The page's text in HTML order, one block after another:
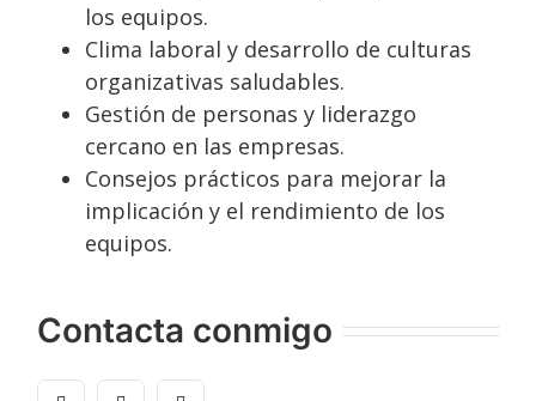
los equipos.
Clima laboral y desarrollo de culturas
organizativas saludables.
Gestión de personas y liderazgo
cercano en las empresas.
Consejos prácticos para mejorar la
implicación y el rendimiento de los
equipos.
Contacta conmigo